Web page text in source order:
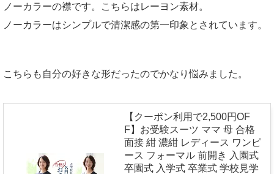
ノーカラーの襟です。こちらはレーヨン素材。
ノーカラーはシンプルで清潔感の第一印象とされています。
こちらも自分の好きな形だったのでかなり悩みました。
【クーポン利用で2,500円OF
F】お受験スーツ ママ 母 合格
面接 紺 濃紺 レディース ワンピ
ース フォーマル 前開き 入園式
卒園式 入学式 卒業式 学校見学